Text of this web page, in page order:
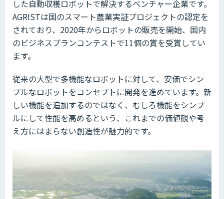
した自動収穫ロボットで解決するベンチャー企業です。
AGRISTは国のスマート農業実証プロジェクトの認定を
されており、2020年からロボットの販売を開始、国内
のビジネスプランコンテストで11個の賞を受賞してい
ます。
従来の大型で多機能なロボットに対して、安価でシン
プルなロボットをコンセプトに開発を進めています。新
しい機能を追加するのではなく、むしろ機能をシンプ
ルにして性能を高めるという、これまでの価値観や考
え方にはまらない創造性が魅力的です。